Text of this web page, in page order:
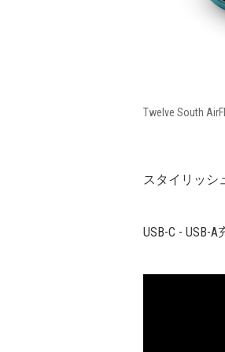
Twelve South
スタイリッシ
USB-C - USB-